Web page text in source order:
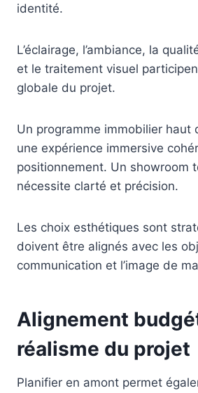
identité.
L’éclairage, l’ambiance, la
et le traitement visuel
globale du projet.
Un programme immobilier haut
une expérience immersive
positionnement. Un showroom
nécessite clarté et précision.
Les choix esthétiques sont
doivent être alignés avec les
communication et l’image de
Alignement
réalisme du projet
Planifier en amont permet